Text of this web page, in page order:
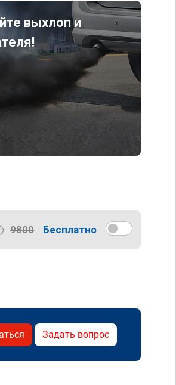
выхлоп и
9800 Бесплатно
Задать вопрос